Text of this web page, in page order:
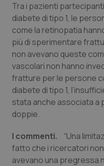
Sardegna
Sicilia
Toscana
Umbria
Valle D’Aosta
Veneto
Malattia di Crohn
Neuroscienze &
Obesità
Oftalmologia
Oncodermatologia
Oncoematologia
Tra i pazienti
diabete di tipo 1, le
come la retinopatia
più di sperimentare
non avevano queste
vascolari non hanno
fratture per le persone
diabete di tipo 1,
stata anche associata a
doppie.
I commenti. “Una
fatto che i ricercatori
avevano una pregressa